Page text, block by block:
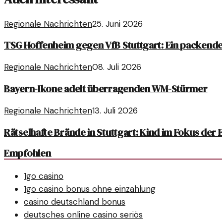
Regionale Nachrichten25. Juni 2026
TSG Hoffenheim gegen VfB Stuttgart: Ein
Regionale Nachrichten08. Juli 2026
Bayern-Ikone adelt überragenden WM-Stürmer
Regionale Nachrichten13. Juli 2026
Rätselhafte Brände in Stuttgart: Kind im Fokus der
Empfohlen
1go casino
1go casino bonus ohne einzahlung
casino deutschland bonus
deutsches online casino seriös